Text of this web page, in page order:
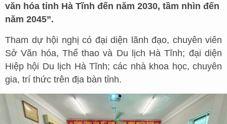
văn hóa tỉnh Hà Tĩnh đến năm 2030, tầm nhìn đến
năm 2045”.
Tham dự hội nghị có đại diện lãnh đạo, chuyên viên
Sở Văn hóa, Thể thao và Du lịch Hà Tĩnh; đại diện
Hiệp hội Du lịch Hà Tĩnh; các nhà khoa học, chuyên
gia, trí thức trên địa bàn tỉnh.